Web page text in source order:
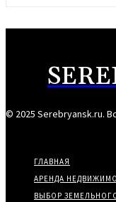
© 2025 Serebryansk.ru.
ГЛАВНАЯ
АРЕНДА
ВЫБОР